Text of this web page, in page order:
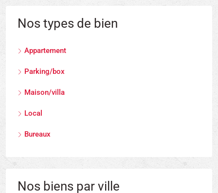
Nos types de bien
Appartement
Parking/box
Maison/villa
Local
Bureaux
Nos biens par ville